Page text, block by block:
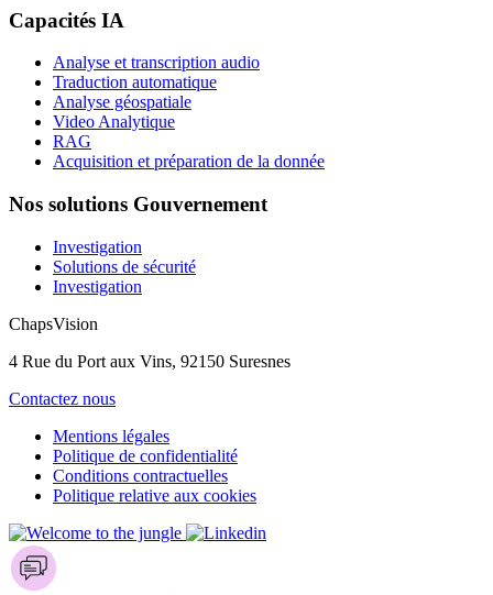
Capacités IA
Analyse et transcription audio
Traduction automatique
Analyse géospatiale
Video Analytique
RAG
Acquisition et préparation de la donnée
Nos solutions Gouvernement
Investigation
Solutions de sécurité
Investigation
ChapsVision
4 Rue du Port aux Vins, 92150 Suresnes
Contactez nous
Mentions légales
Politique de confidentialité
Conditions contractuelles
Politique relative aux cookies